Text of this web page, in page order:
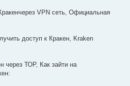
VPN сеть, Официальная
доступ к Кракен, Kraken
через ТОР, Как зайти на